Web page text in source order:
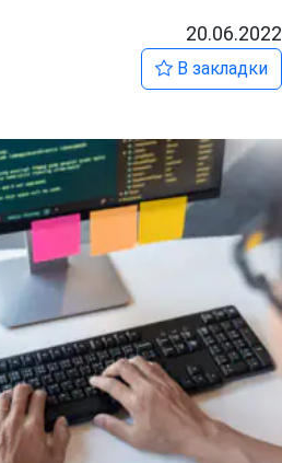
20.06.2022
В закладки